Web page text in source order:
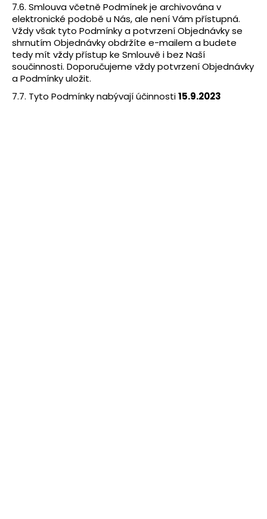
7.6. Smlouva včetně Podmínek je archivována v
elektronické podobě u Nás, ale není Vám přístupná.
Vždy však tyto Podmínky a potvrzení Objednávky se
shrnutím Objednávky obdržíte e-mailem a budete
tedy mít vždy přístup ke Smlouvě i bez Naší
součinnosti. Doporučujeme vždy potvrzení Objednávky
a Podmínky uložit.
7.7. Tyto Podmínky nabývají účinnosti15.9.2023